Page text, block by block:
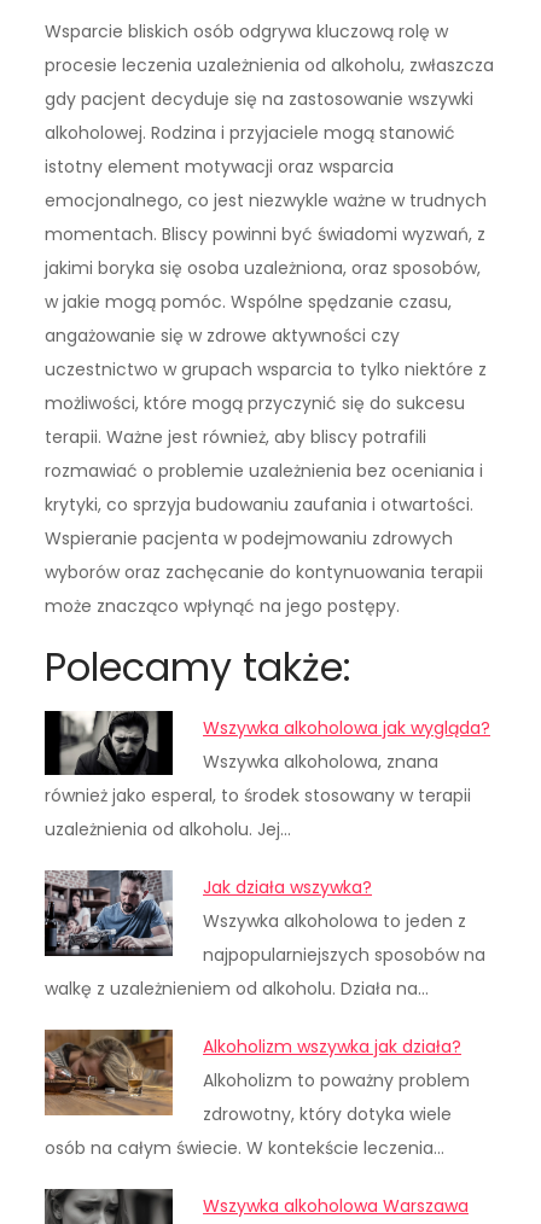
Wsparcie bliskich osób odgrywa kluczową rolę w
procesie leczenia uzależnienia od alkoholu, zwłaszcza
gdy pacjent decyduje się na zastosowanie wszywki
alkoholowej. Rodzina i przyjaciele mogą stanowić
istotny element motywacji oraz wsparcia
emocjonalnego, co jest niezwykle ważne w trudnych
momentach. Bliscy powinni być świadomi wyzwań, z
jakimi boryka się osoba uzależniona, oraz sposobów,
w jakie mogą pomóc. Wspólne spędzanie czasu,
angażowanie się w zdrowe aktywności czy
uczestnictwo w grupach wsparcia to tylko niektóre z
możliwości, które mogą przyczynić się do sukcesu
terapii. Ważne jest również, aby bliscy potrafili
rozmawiać o problemie uzależnienia bez oceniania i
krytyki, co sprzyja budowaniu zaufania i otwartości.
Wspieranie pacjenta w podejmowaniu zdrowych
wyborów oraz zachęcanie do kontynuowania terapii
może znacząco wpłynąć na jego postępy.
Polecamy także:
Wszywka alkoholowa jak wygląda?
Wszywka alkoholowa, znana
również jako esperal, to środek stosowany w terapii
uzależnienia od alkoholu. Jej…
Jak działa wszywka?
Wszywka alkoholowa to jeden z
najpopularniejszych sposobów na
walkę z uzależnieniem od alkoholu. Działa na…
Alkoholizm wszywka jak działa?
Alkoholizm to poważny problem
zdrowotny, który dotyka wiele
osób na całym świecie. W kontekście leczenia…
Wszywka alkoholowa Warszawa